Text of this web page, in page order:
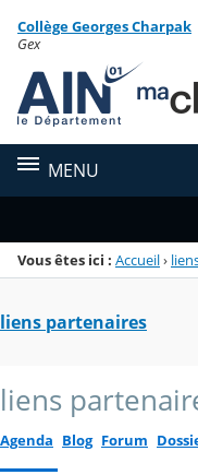
Menu de la rubrique
Contenu
Collège Georges Charpak
Gex
MENU
Vous êtes ici : Accueil›
liens partenaires
liens
Agenda Blog Forum